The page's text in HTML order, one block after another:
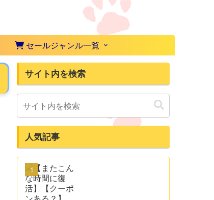
セールジャンル一覧
サイト内を検索
人気記事